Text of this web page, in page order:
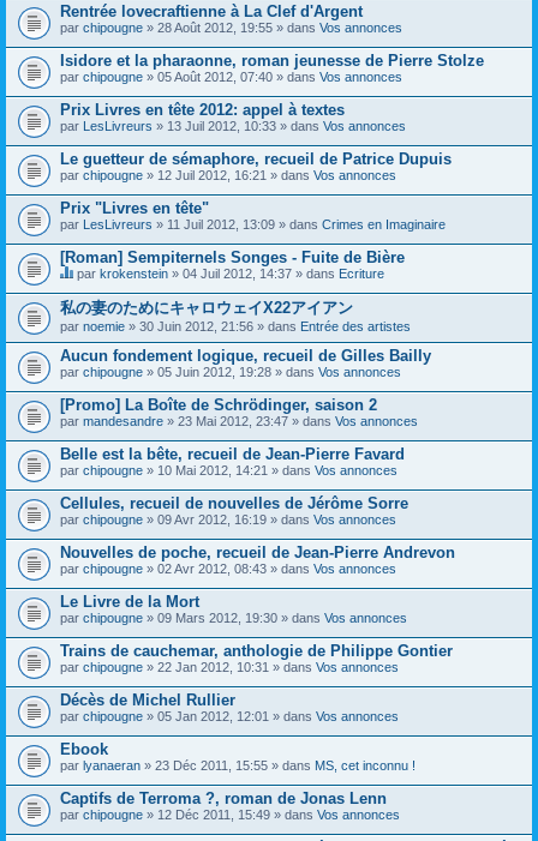
Rentrée lovecraftienne à La Clef d'Argent
par chipougne » 28 Août 2012, 19:55 » dans Vos annonces
Isidore et la pharaonne, roman jeunesse de Pierre Stolze
par chipougne » 05 Août 2012, 07:40 » dans Vos annonces
Prix Livres en tête 2012: appel à textes
par LesLivreurs » 13 Juil 2012, 10:33 » dans Vos annonces
Le guetteur de sémaphore, recueil de Patrice Dupuis
par chipougne » 12 Juil 2012, 16:21 » dans Vos annonces
Prix "Livres en tête"
par LesLivreurs » 11 Juil 2012, 13:09 » dans Crimes en Imaginaire
[Roman] Sempiternels Songes - Fuite de Bière
C
e
s
u
j
e
t
o
n
t
i
e
n
t
u
n
o
n
d
a
g
e
par krokenstein » 04 Juil 2012, 14:37 » dans Ecriture
私の妻のためにキャロウェイX22アイアン
par noemie » 30 Juin 2012, 21:56 » dans Entrée des artistes
Aucun fondement logique, recueil de Gilles Bailly
par chipougne » 05 Juin 2012, 19:28 » dans Vos annonces
[Promo] La Boîte de Schrödinger, saison 2
par mandesandre » 23 Mai 2012, 23:47 » dans Vos annonces
Belle est la bête, recueil de Jean-Pierre Favard
par chipougne » 10 Mai 2012, 14:21 » dans Vos annonces
Cellules, recueil de nouvelles de Jérôme Sorre
par chipougne » 09 Avr 2012, 16:19 » dans Vos annonces
Nouvelles de poche, recueil de Jean-Pierre Andrevon
par chipougne » 02 Avr 2012, 08:43 » dans Vos annonces
Le Livre de la Mort
par chipougne » 09 Mars 2012, 19:30 » dans Vos annonces
Trains de cauchemar, anthologie de Philippe Gontier
par chipougne » 22 Jan 2012, 10:31 » dans Vos annonces
Décès de Michel Rullier
par chipougne » 05 Jan 2012, 12:01 » dans Vos annonces
Ebook
par lyanaeran » 23 Déc 2011, 15:55 » dans MS, cet inconnu !
Captifs de Terroma ?, roman de Jonas Lenn
par chipougne » 12 Déc 2011, 15:49 » dans Vos annonces